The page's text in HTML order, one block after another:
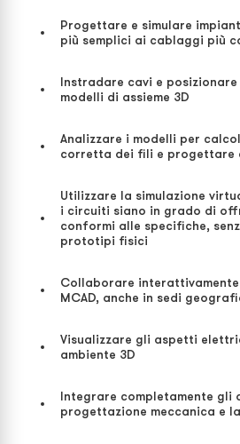
Progettare e simulare
più semplici ai cablaggi più
Instradare cavi e
modelli di assieme 3D
Analizzare i modelli per
corretta dei fili e
Utilizzare la simulazione
i circuiti siano in grado di
conformi alle specifiche,
prototipi fisici
Collaborare interattivamente
MCAD, anche in sedi
Visualizzare gli aspetti
ambiente 3D
Integrare completamente gli
progettazione meccanica e